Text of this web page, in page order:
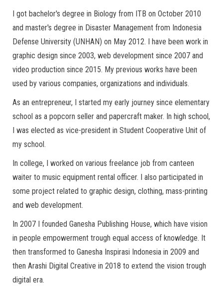
I got bachelor's degree in Biology from ITB on October 2010
and master's degree in Disaster Management from Indonesia
Defense University (UNHAN) on May 2012. I have been work in
graphic design since 2003, web development since 2007 and
video production since 2015. My previous works have been
used by various companies, organizations and individuals.
As an entrepreneur, I started my early journey since elementary
school as a popcorn seller and papercraft maker. In high school,
I was elected as vice-president in Student Cooperative Unit of
my school.
In college, I worked on various freelance job from canteen
waiter to music equipment rental officer. I also participated in
some project related to graphic design, clothing, mass-printing
and web development.
In 2007 I founded Ganesha Publishing House, which have vision
in people empowerment trough equal access of knowledge. It
then transformed to Ganesha Inspirasi Indonesia in 2009 and
then Arashi Digital Creative in 2018 to extend the vision trough
digital era.